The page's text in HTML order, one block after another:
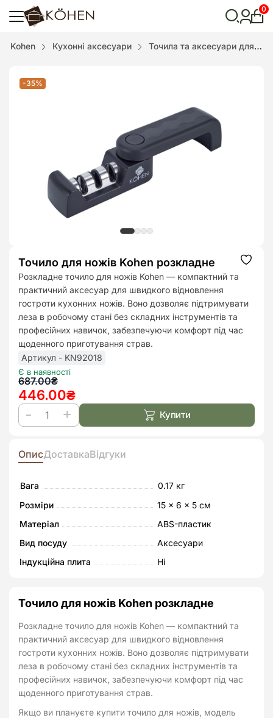
пошук
0
Kohen Кухонні аксесуари Точила та аксесуари для ножів
-35%
Точило для ножів Kohen розкладне
Розкладне точило для ножів Kohen — компактний та
практичний аксесуар для швидкого відновлення
гостроти кухонних ножів. Воно дозволяє підтримувати
леза в робочому стані без складних інструментів та
професійних навичок, забезпечуючи комфорт під час
щоденного приготування страв.
Артикул - KN92018
Є в наявності
687.00₴
Оригінальна
ціна:
687.00₴.
446.00₴
Поточна
ціна:
446.00₴.
Точило
ножів
розкладне
Купити
ОписДоставкаВідгуки
Вага
0.17 кг
Розміри
15 × 6 × 5 см
Матеріал
ABS-пластик
Вид посуду
Аксесуари
Індукційна плита
Ні
Точило для ножів Kohen розкладне
Розкладне точило для ножів Kohen — компактний та
практичний аксесуар для швидкого відновлення
гостроти кухонних ножів. Воно дозволяє підтримувати
леза в робочому стані без складних інструментів та
професійних навичок, забезпечуючи комфорт під час
щоденного приготування страв.
Якщо ви плануєте купити точило для ножів, модель